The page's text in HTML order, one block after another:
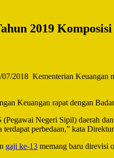
2019
2018 Kementerian Keuangan
Keuangan rapat dengan
Negeri Sipil) daerah
terdapat perbedaan,” kata
gaji ke-13 memang baru direvisi